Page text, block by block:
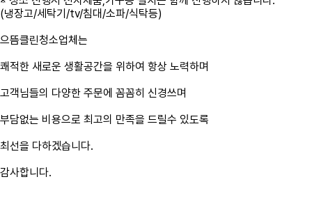
(냉장고/세탁기/tv/침대/소파/식탁등)
으뜸클린청소업체는
쾌적한 새로운 생활공간을 위하여 항상 노력하며
고객님들의 다양한 주문에 꼼꼼히 신경쓰며
부담없는 비용으로 최고의 만족을 드릴수 있도록
최선을 다하겠습니다.
감사합니다.